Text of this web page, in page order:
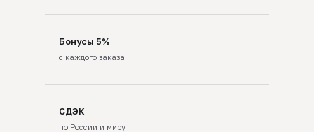
Бонусы 5%
с каждого заказа
СДЭК
по России и миру